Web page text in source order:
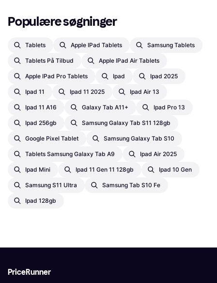
Populære søgninger
Tablets Apple IPad Tablets Samsung Tablets
Tablets På Tilbud Apple IPad Air Tablets
Apple IPad Pro Tablets Ipad Ipad 2025
Ipad 11 Ipad 11 2025 Ipad Air 13
Ipad 11 A16 Galaxy Tab A11+ Ipad Pro 13
Ipad 256gb Samsung Galaxy Tab S11 128gb
Google Pixel Tablet Samsung Galaxy Tab S10
Tablets Samsung Galaxy Tab A9 Ipad Air 2025
Ipad Mini Ipad 11 Gen 11 128gb Ipad 10 Gen
Samsung S11 Ultra Samsung Tab S10 Fe
Ipad 128gb
PriceRunner